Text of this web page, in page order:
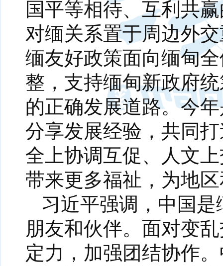
国平等相待、互利共
对缅关系置于周边外
缅友好政策面向缅甸
整，支持缅甸新政府
的正确发展道路。今
分享发展经验，共同
全上协调互促、人文
带来更多福祉，为地
习近平强调，中国
朋友和伙伴。面对变
定力，加强团结协作